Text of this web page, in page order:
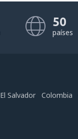
50
países
El Salvador Colombia